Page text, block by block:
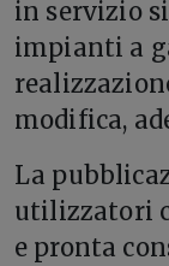
in servizio
impianti a
modifica,
La
utilizzatori
e pronta